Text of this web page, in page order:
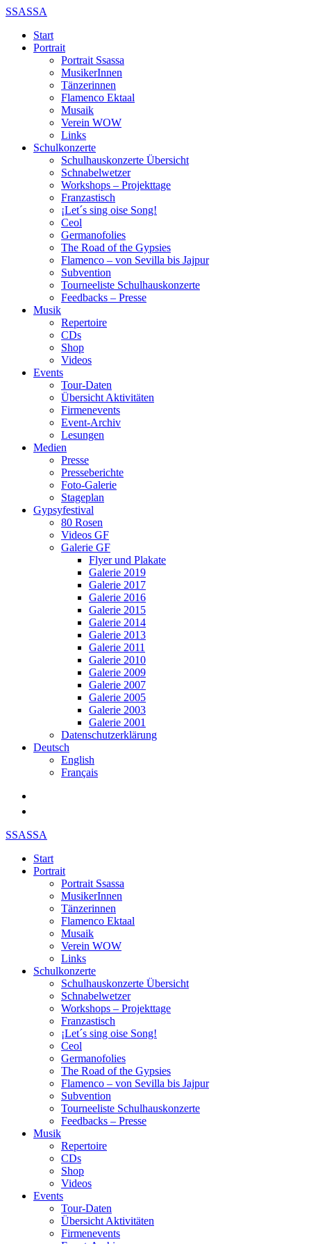
SSASSA
Start
Portrait
Portrait Ssassa
MusikerInnen
Tänzerinnen
Flamenco Ektaal
Musaik
Verein WOW
Links
Schulkonzerte
Schulhauskonzerte Übersicht
Schnabelwetzer
Workshops – Projekttage
Franzastisch
¡Let´s sing oise Song!
Ceol
Germanofolies
The Road of the Gypsies
Flamenco – von Sevilla bis Jajpur
Subvention
Tourneeliste Schulhauskonzerte
Feedbacks – Presse
Musik
Repertoire
CDs
Shop
Videos
Events
Tour-Daten
Übersicht Aktivitäten
Firmenevents
Event-Archiv
Lesungen
Medien
Presse
Presseberichte
Foto-Galerie
Stageplan
Gypsyfestival
80 Rosen
Videos GF
Galerie GF
Flyer und Plakate
Galerie 2019
Galerie 2017
Galerie 2016
Galerie 2015
Galerie 2014
Galerie 2013
Galerie 2011
Galerie 2010
Galerie 2009
Galerie 2007
Galerie 2005
Galerie 2003
Galerie 2001
Datenschutzerklärung
Deutsch
English
Français
SSASSA
Start
Portrait
Portrait Ssassa
MusikerInnen
Tänzerinnen
Flamenco Ektaal
Musaik
Verein WOW
Links
Schulkonzerte
Schulhauskonzerte Übersicht
Schnabelwetzer
Workshops – Projekttage
Franzastisch
¡Let´s sing oise Song!
Ceol
Germanofolies
The Road of the Gypsies
Flamenco – von Sevilla bis Jajpur
Subvention
Tourneeliste Schulhauskonzerte
Feedbacks – Presse
Musik
Repertoire
CDs
Shop
Videos
Events
Tour-Daten
Übersicht Aktivitäten
Firmenevents